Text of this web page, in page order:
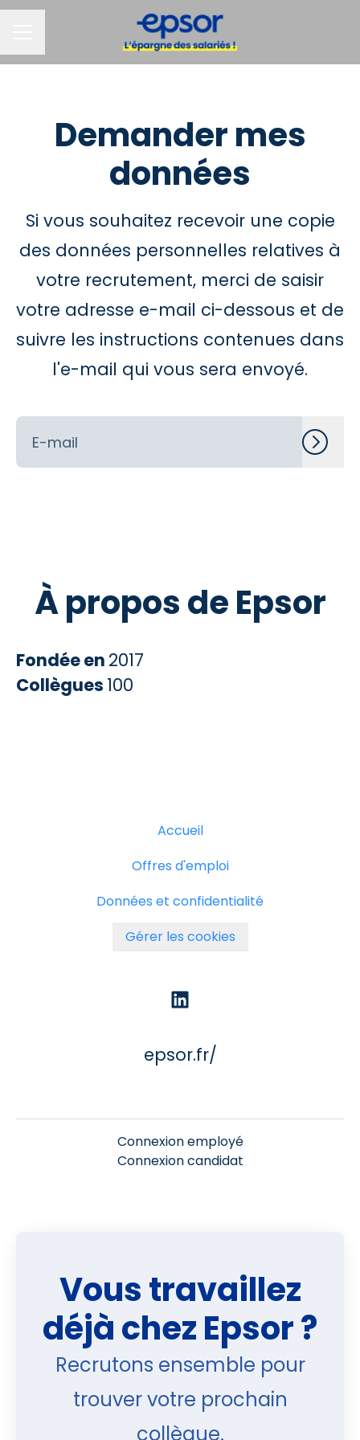
Demander mes
données
Si vous souhaitez recevoir une copie
des données personnelles relatives à
votre recrutement, merci de saisir
votre adresse e-mail ci-dessous et de
suivre les instructions contenues dans
l'e-mail qui vous sera envoyé.
À propos de Epsor
Fondée en 2017
Collègues 100
Accueil
Offres d'emploi
Données et confidentialité
Gérer les cookies
epsor.fr/
Connexion employé
Connexion candidat
Vous travaillez
déjà chez Epsor ?
Recrutons ensemble pour
trouver votre prochain
collègue.